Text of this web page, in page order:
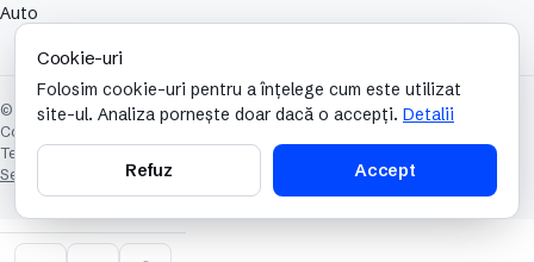
Auto
© 2026 TechCafe. Toate drepturile rezervate.
Contact
Termeni și condiții
Setări cookie-uri
Cookie-uri
Folosim cookie-uri pentru a înțelege cum este utilizat
site-ul. Analiza pornește doar dacă o accepți. Detalii
Refuz Accept